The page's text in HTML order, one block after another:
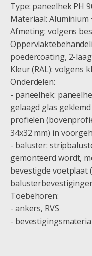
Type: paneelhek PH
Materiaal: Aluminium
Afmeting: volgens
poedercoating, 2-
Kleur (RAL): volgens
Onderdelen:
- paneelhek:
gelaagd glas
profielen
34x32 mm) in
- baluster:
gemonteerd wordt,
bevestigde voetplaat
Toebehoren:
- ankers, RVS
-